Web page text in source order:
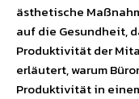
ästhetische
auf die Gesundheit,
Produktivität der
erläutert, warum
Produktivität in